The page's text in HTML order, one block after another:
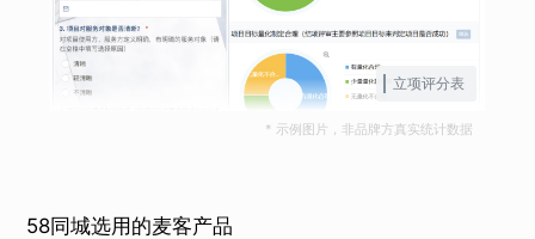
立项评分表
* 示例图片，非品牌方真实统计数据
58同城选用的麦客产品